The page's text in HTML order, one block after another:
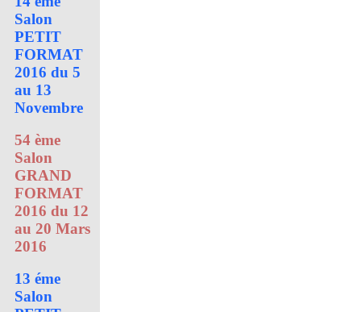
Salon
PETIT
FORMAT
2016 du 5
au 13
Novembre
54 ème
Salon
GRAND
FORMAT
2016 du 12
au 20 Mars
2016
13 éme
Salon